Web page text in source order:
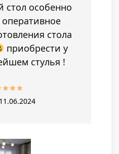
стол особенно
стола
приобрести у
стулья !
11.06.2024